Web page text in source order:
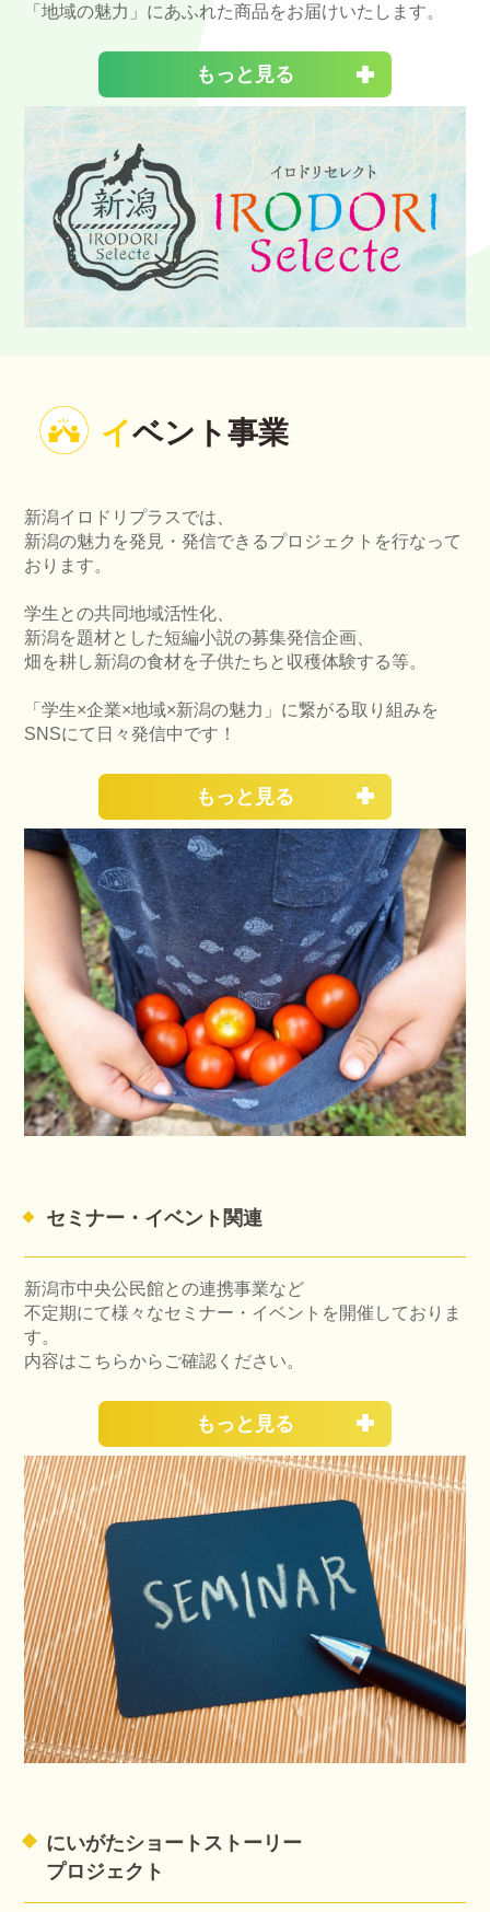
「地域の魅力」にあふれた商品をお届けいたします。
もっと見る
イベント事業
新潟イロドリプラスでは、
新潟の魅力を発見・発信できるプロジェクトを行なって
おります。
学生との共同地域活性化、
新潟を題材とした短編小説の募集発信企画、
畑を耕し新潟の食材を子供たちと収穫体験する等。
「学生×企業×地域×新潟の魅力」に繋がる取り組みを
SNSにて日々発信中です！
もっと見る
セミナー・イベント関連
新潟市中央公民館との連携事業など
不定期にて様々なセミナー・イベントを開催しておりま
す。
内容はこちらからご確認ください。
もっと見る
にいがたショートストーリー
プロジェクト